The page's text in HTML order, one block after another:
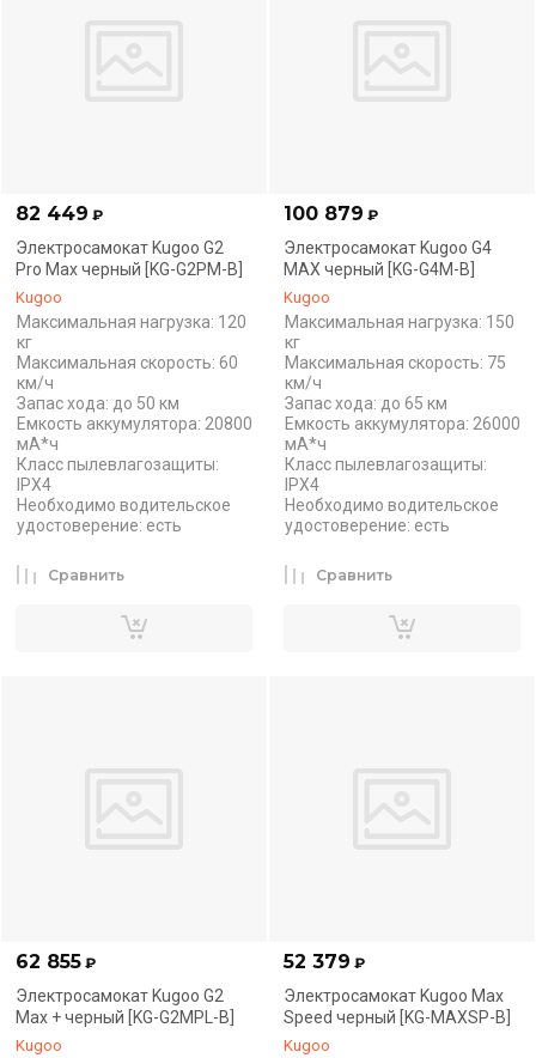
82 449 ₽
Электросамокат Kugoo G2
Pro Max черный [KG-G2PM-B]
Kugoo
Максимальная нагрузка: 120
кг
Максимальная скорость: 60
км/ч
Запас хода: до 50 км
Емкость аккумулятора: 20800
мА*ч
Класс пылевлагозащиты:
IPX4
Необходимо водительское
удостоверение: есть
Сравнить
100 879 ₽
Электросамокат Kugoo G4
MAX черный [KG-G4M-B]
Kugoo
Максимальная нагрузка: 150
кг
Максимальная скорость: 75
км/ч
Запас хода: до 65 км
Емкость аккумулятора: 26000
мА*ч
Класс пылевлагозащиты:
IPX4
Необходимо водительское
удостоверение: есть
Сравнить
62 855 ₽
Электросамокат Kugoo G2
Max + черный [KG-G2MPL-B]
Kugoo
52 379 ₽
Электросамокат Kugoo Max
Speed черный [KG-MAXSP-B]
Kugoo